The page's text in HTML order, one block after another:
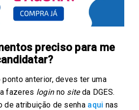
preciso para me
anterior, deves ter uma
fazeres login no siteda DGES.
atribuição de senha aqui nas